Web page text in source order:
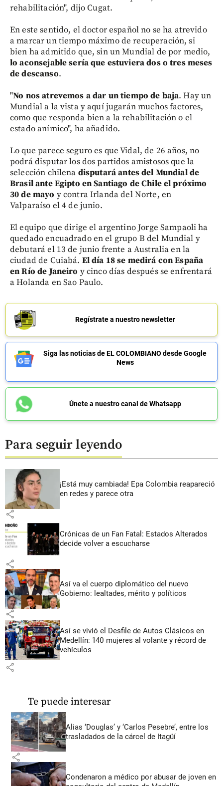
rehabilitación", dijo Cugat.
En este sentido, el doctor español no se ha atrevido
a marcar un tiempo máximo de recuperación, si
bien ha admitido que, sin un Mundial de por medio,
lo aconsejable sería que estuviera dos o tres meses
de descanso.
"No nos atrevemos a dar un tiempo de baja. Hay un
Mundial a la vista y aquí jugarán muchos factores,
como que responda bien a la rehabilitación o el
estado anímico", ha añadido.
Lo que parece seguro es que Vidal, de 26 años, no
podrá disputar los dos partidos amistosos que la
selección chilena disputará antes del Mundial de
Brasil ante Egipto en Santiago de Chile el próximo
30 de mayo y contra Irlanda del Norte, en
Valparaíso el 4 de junio.
El equipo que dirige el argentino Jorge Sampaoli ha
quedado encuadrado en el grupo B del Mundial y
debutará el 13 de junio frente a Australia en la
ciudad de Cuiabá. El día 18 se medirá con España
en Río de Janeiro y cinco días después se enfrentará
a Holanda en Sao Paulo.
Regístrate a nuestro newsletter
Siga las noticias de EL COLOMBIANO desde Google
News
Únete a nuestro canal de Whatsapp
Para seguir leyendo
¡Está muy cambiada! Epa Colombia reapareció
en redes y parece otra
share
Crónicas de un Fan Fatal: Estados Alterados
decide volver a escucharse
share
Así va el cuerpo diplomático del nuevo
Gobierno: lealtades, mérito y políticos
share
Así se vivió el Desfile de Autos Clásicos en
Medellín: 140 mujeres al volante y récord de
vehículos
share
Te puede interesar
Alias ‘Douglas’ y ‘Carlos Pesebre’, entre los
trasladados de la cárcel de Itagüí
share
Condenaron a médico por abusar de joven en